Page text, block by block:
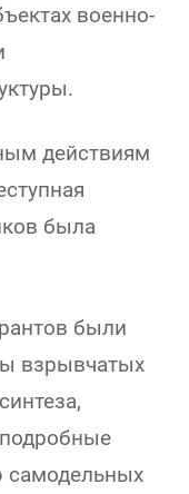
военно-
действиям
была
были
взрывчатых
самодельных